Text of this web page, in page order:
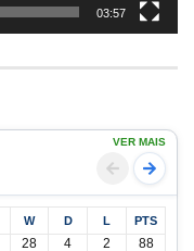
03:57
VER MAIS
W D L PTS
28 4 2
88